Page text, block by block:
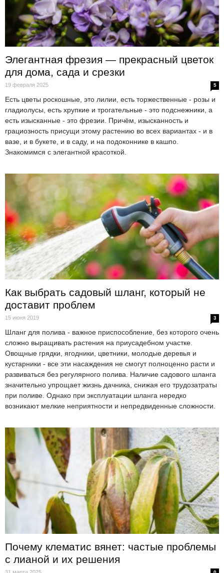
Элегантная фрезия — прекрасный цветок
для дома, сада и срезки
19 февраля 2025 5
Есть цветы роскошные, это лилии, есть торжественные - розы и
гладиолусы, есть хрупкие и трогательные - это подснежники, а
есть изысканные - это фрезии. Причём, изысканность и
грациозность присущи этому растению во всех вариантах - и в
вазе, и в букете, и в саду, и на подоконнике в кашпо.
Знакомимся с элегантной красоткой.
Как выбрать садовый шланг, который не
доставит проблем
15 июня 2019 3
Шланг для полива - важное приспособление, без которого очень
сложно выращивать растения на приусадебном участке.
Овощные грядки, ягодники, цветники, молодые деревья и
кустарники - все эти насаждения не смогут полноценно расти и
развиваться без регулярного полива. Наличие садового шланга
значительно упрощает жизнь дачника, снижая его трудозатраты
при поливе. Однако при эксплуатации шланга нередко
возникают мелкие неприятности и непредвиденные сложности.
Почему клематис вянет: частые проблемы
с лианой и их решения